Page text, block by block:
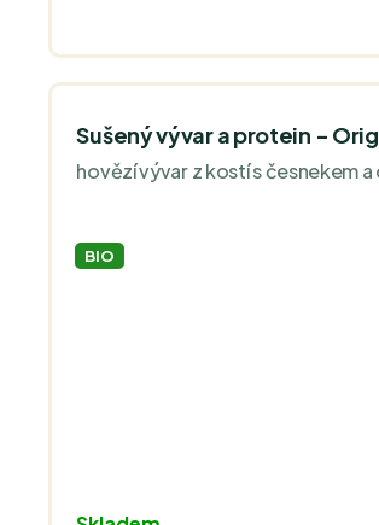
Sušený vývar a protein -
hovězí vývar z kostí s česnekem a
BIO